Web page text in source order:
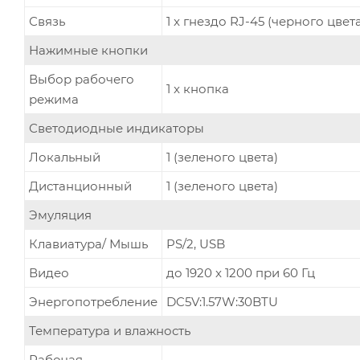
Связь
1 x гнездо RJ-45 (черного
Нажимные кнопки
Выбор рабочего
режима
1 x кнопка
Светодиодные индикаторы
Локальный
1 (зеленого цвета)
Дистанционный
1 (зеленого цвета)
Эмуляция
Клавиатура/ Мышь
PS/2, USB
Видео
до 1920 x 1200 при 60 Гц
Энергопотребление
DC5V:1.57W:30BTU
Температура и влажность